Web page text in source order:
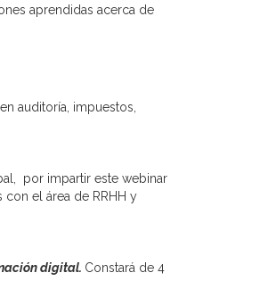
aprendidas acerca de
auditoría, impuestos,
por impartir este webinar
el área de RRHH y
digital. Constará de 4